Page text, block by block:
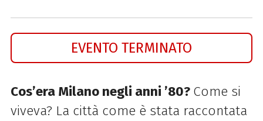
EVENTO TERMINATO
Cos’era Milano negli anni ’80? Come si
viveva? La città come è stata raccontata